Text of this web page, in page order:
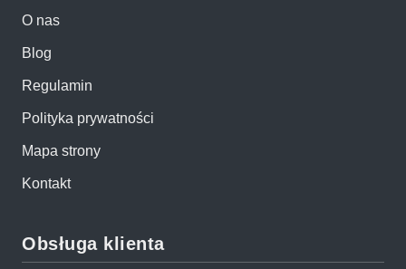
O nas
Blog
Regulamin
Polityka prywatności
Mapa strony
Kontakt
Obsługa klienta